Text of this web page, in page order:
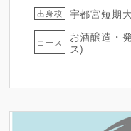
出身校 宇都宮短期
コース
お酒醸造・
ス)